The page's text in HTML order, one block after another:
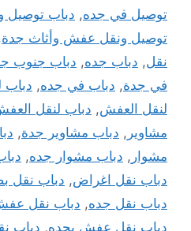
توصيل في جده, دباب
توصيل ونقل عفش وأثاث جدة
نقل, دباب جده, دباب جنوب
في جدة, دباب في جده, دباب
لنقل العفش, دباب لنقل
مشاوير , دباب مشاوير جدة,
مشوار , دباب مشوار جده,
دباب نقل اغراض, دباب نقل
دباب نقل جده, دباب نقل
دباب نقل عفش بجده, دباب